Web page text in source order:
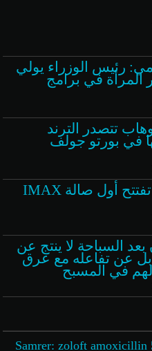
رئيس الوزراء يولي
المرأة في برامج
تتصدر الترند
في بورتو جولف
وزيرة الثقافة تفتتح أول صالة IMAX
بعد السباحة لا ينتج عن
بل عن تفاعله مع عرق
في المسبح
Samrer: zoloft amoxicillin